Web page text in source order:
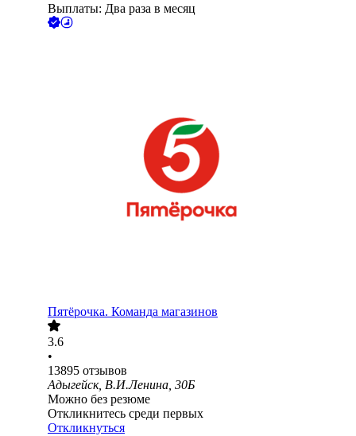
Выплаты: Два раза в месяц
Пятёрочка. Команда магазинов
3.6
•
13895 отзывов
Адыгейск, В.И.Ленина, 30Б
Можно без резюме
Откликнитесь среди первых
Откликнуться